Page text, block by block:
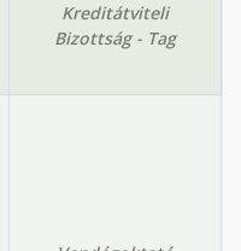
Kreditátviteli
Bizottság - Tag